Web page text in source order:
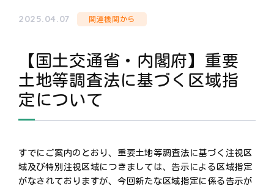
2025.04.07 関連機関から
【国土交通省・内閣府】重要
土地等調査法に基づく区域指
定について
すでにご案内のとおり、重要土地等調査法に基づく注視区
域及び特別注視区域につきましては、告示による区域指定
がなされておりますが、今回新たな区域指定に係る告示が